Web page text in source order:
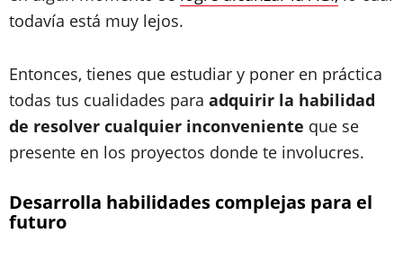
todavía está muy lejos.
Entonces, tienes que estudiar y poner en práctica
todas tus cualidades para adquirir la habilidad
de resolver cualquier inconveniente que se
presente en los proyectos donde te involucres.
Desarrolla habilidades complejas para el
futuro